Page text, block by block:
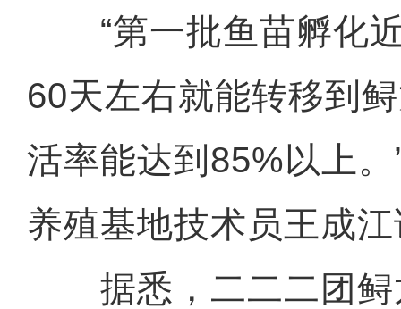
“第一批鱼苗孵化近
60天左右就能转移到
活率能达到85%以上
养殖基地技术员王成
据悉，二二二团鲟